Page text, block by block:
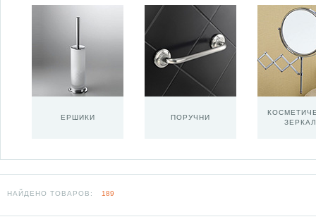
ЕРШИКИ ПОРУЧНИ
НАЙДЕНО ТОВАРОВ: 189